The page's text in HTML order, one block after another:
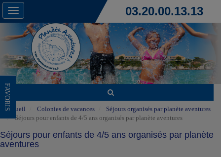
Toggle
navigation
03.20.00.13.13
FAVORIS
Accueil Colonies de vacances
Séjours organisés par planète aventures
Séjours pour enfants de 4/5 ans organisés par planète aventures
Séjours pour enfants de 4/5 ans organisés par planète
aventures